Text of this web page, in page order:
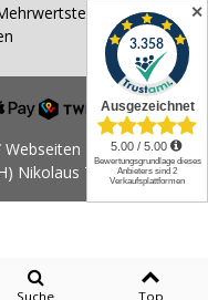
✕
undzzgl.
Design &
Nikolaus Tams
Suche Top